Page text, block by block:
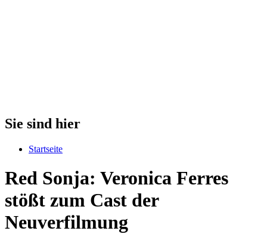
Sie sind hier
Startseite
Red Sonja: Veronica Ferres
stößt zum Cast der
Neuverfilmung